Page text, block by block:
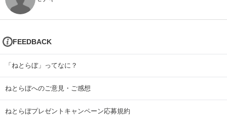
FEEDBACK
「ねとらぼ」ってなに？
ねとらぼへのご意見・ご感想
ねとらぼプレゼントキャンペーン応募規約